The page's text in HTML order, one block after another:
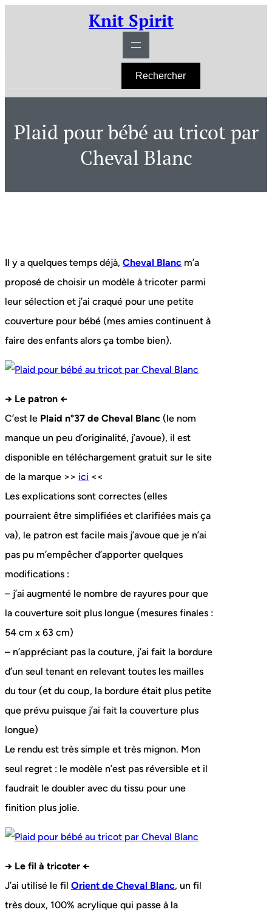
Knit Spirit
h
Rechercher
Plaid pour bébé au tricot par
Cheval Blanc
Il y a quelques temps déjà, Cheval Blanc m’a
proposé de choisir un modèle à tricoter parmi
leur sélection et j’ai craqué pour une petite
couverture pour bébé (mes amies continuent à
faire des enfants alors ça tombe bien).
→ Le patron ←
C’est le Plaid n°37 de Cheval Blanc (le nom
manque un peu d’originalité, j’avoue), il est
disponible en téléchargement gratuit sur le site
de la marque >> ici <<
Les explications sont correctes (elles
pourraient être simplifiées et clarifiées mais ça
va), le patron est facile mais j’avoue que je n’ai
pas pu m’empêcher d’apporter quelques
modifications :
– j’ai augmenté le nombre de rayures pour que
la couverture soit plus longue (mesures finales :
54 cm x 63 cm)
– n’appréciant pas la couture, j’ai fait la bordure
d’un seul tenant en relevant toutes les mailles
du tour (et du coup, la bordure était plus petite
que prévu puisque j’ai fait la couverture plus
longue)
Le rendu est très simple et très mignon. Mon
seul regret : le modèle n’est pas réversible et il
faudrait le doubler avec du tissu pour une
finition plus jolie.
→ Le fil à tricoter ←
J’ai utilisé le fil Orient de Cheval Blanc, un fil
très doux, 100% acrylique qui passe à la